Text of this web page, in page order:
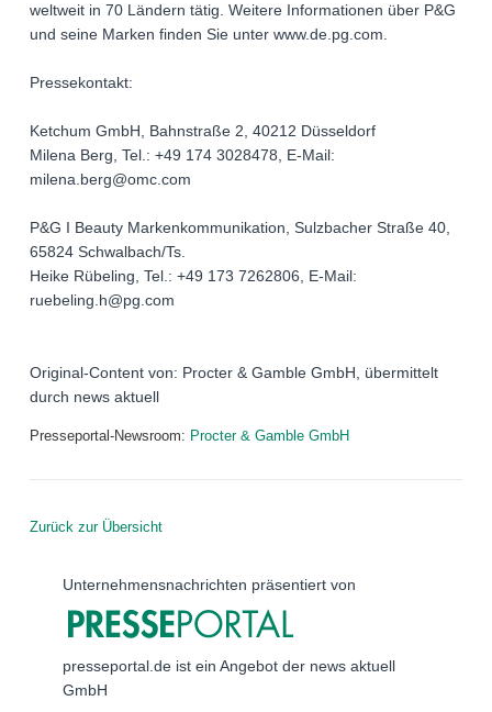
weltweit in 70 Ländern tätig. Weitere Informationen über P&G
und seine Marken finden Sie unter www.de.pg.com.
Pressekontakt:
Ketchum GmbH, Bahnstraße 2, 40212 Düsseldorf
Milena Berg, Tel.: +49 174 3028478, E-Mail:
milena.berg@omc.com
P&G I Beauty Markenkommunikation, Sulzbacher Straße 40,
65824 Schwalbach/Ts.
Heike Rübeling, Tel.: +49 173 7262806, E-Mail:
ruebeling.h@pg.com
Original-Content von: Procter & Gamble GmbH, übermittelt
durch news aktuell
Presseportal-Newsroom: Procter & Gamble GmbH
Zurück zur Übersicht
Unternehmensnachrichten präsentiert von
presseportal.de ist ein Angebot der news aktuell
GmbH